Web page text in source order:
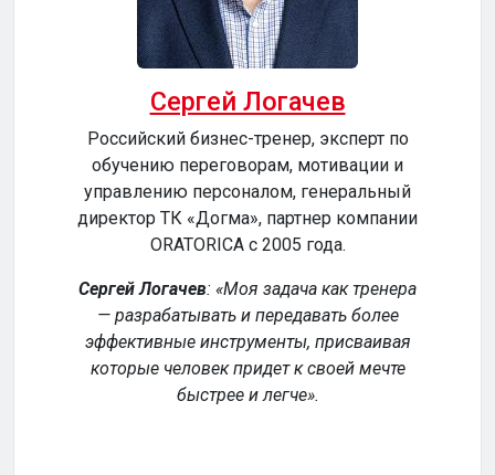
Сергей Логачев
Российский бизнес-тренер, эксперт по
обучению переговорам, мотивации и
управлению персоналом, генеральный
директор ТК «Догма», партнер компании
ORATORICA c 2005 года.
Сергей Логачев: Моя задача как тренера
— разрабатывать и передавать более
эффективные инструменты, присваивая
которые человек придет к своей мечте
быстрее и легче .